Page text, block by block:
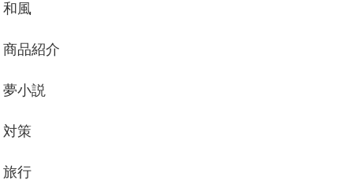
和風
商品紹介
夢小説
対策
旅行